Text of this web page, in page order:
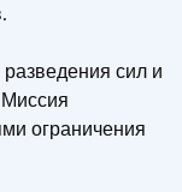
сил и
Миссия
ограничения